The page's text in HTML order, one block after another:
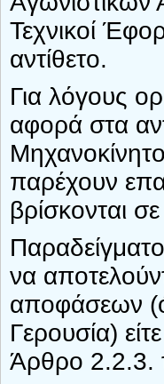
Τεχνικοί
αντίθετο.
Για λόγους
αφορά στα
παρέχουν
βρίσκονται
να
αποφάσεων
Γερουσία)
Άρθρο 2.2.3.